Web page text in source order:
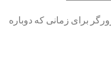
برای زمانی که دوباره